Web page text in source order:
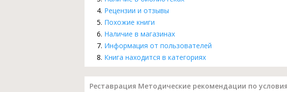
Рецензии и отзывы
Похожие книги
Наличие в магазинах
Информация от пользователей
Книга находится в категориях
Реставрация Методические рекомендации по